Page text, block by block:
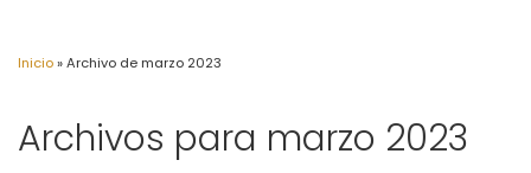
Inicio»Archivo de marzo 2023
Archivos para marzo 2023